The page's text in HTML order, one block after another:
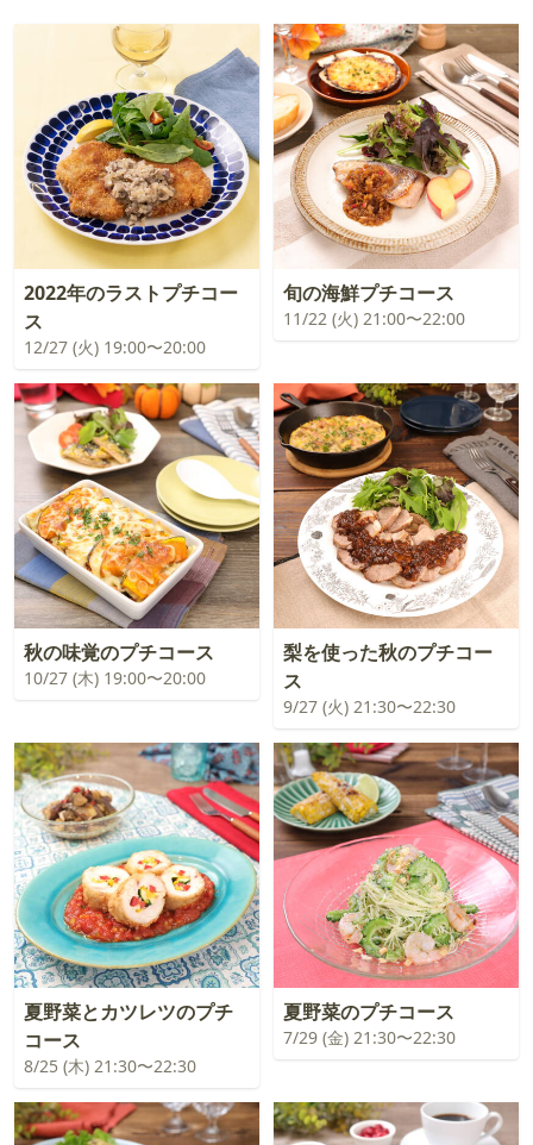
2022年のラストプチコー
ス
12/27 (火) 19:00〜20:00
旬の海鮮プチコース
11/22 (火) 21:00〜22:00
秋の味覚のプチコース
10/27 (木) 19:00〜20:00
梨を使った秋のプチコー
ス
9/27 (火) 21:30〜22:30
夏野菜とカツレツのプチ
コース
8/25 (木) 21:30〜22:30
夏野菜のプチコース
7/29 (金) 21:30〜22:30